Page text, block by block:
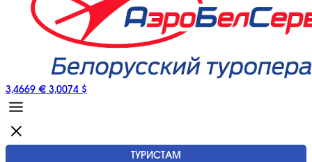
3,4669 € 3,0074 $
ТУРИСТАМ